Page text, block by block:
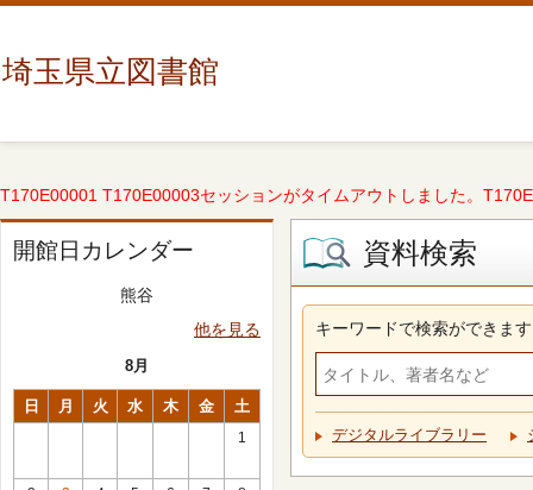
埼玉県立図書館
T170E00001 T170E00003セッションがタイムアウトしました。
開館日カレンダー
熊谷
他を見る
8月
日 月 火 水 木 金 土
1
資料検索
キーワードで検索ができます
デジタルライブラリー